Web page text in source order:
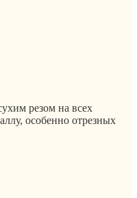
резом на всех
особенно отрезных